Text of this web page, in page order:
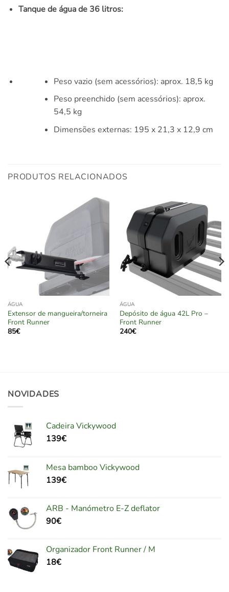
Tanque de água de 36 litros:
Peso vazio (sem acessórios): aprox. 18,5 kg
Peso preenchido (sem acessórios): aprox.
54,5 kg
Dimensões externas: 195 x 21,3 x 12,9 cm
PRODUTOS RELACIONADOS
ÁGUA
Extensor de mangueira/torneira
Front Runner
85€
ÁGUA
Depósito de água 42L Pro –
Front Runner
240€
NOVIDADES
Cadeira Vickywood
139€
Mesa bamboo Vickywood
139€
ARB - Manómetro E-Z deflator
90€
Organizador Front Runner / M
18€